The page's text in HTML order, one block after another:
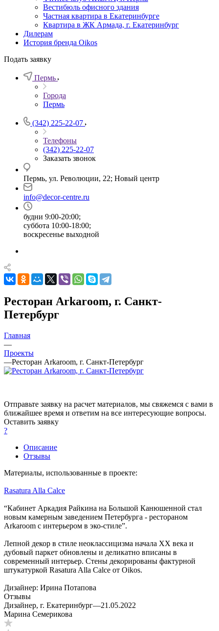
Вестибюль офисного здания
Частная квартира в Екатеринбурге
Квартира в ЖК Армада, г. Екатеринбург
Дилерам
История бренда Oikos
Подать заявку
Пермь
Города
Пермь
(342) 225-22-07
Телефоны
(342) 225-22-07
Заказать звонок
Пермь, ул. Революции, 22; Новый центр
info@decor-centre.ru
будни 9:00-20:00;
суббота 10:00-18:00;
воскресенье выходной
Ресторан Arkaroom, г. Санкт-
Петербург
Главная
—
Проекты
—Ресторан Arkaroom, г. Санкт-Петербург
Отправьте заявку на расчет материалов, мы свяжемся с вами в
ближайшее время и ответим на все интересующие вопросы.
Оставить заявку
?
Описание
Отзывы
Материалы, использованные в проекте:
Rasatura Alla Calce
“Кабинет Аркадия Райкина на Большой Канюшенной стал
новым камерным заведением Петербурга - рестораном
Arkaroom с интерьером в эко-стиле”.
Лепной декор в стиле неоклассицизма начала ХХ века и
дубовый паркет обновлены и деликатно вписаны в
современный интерьер. Стены декорированы фактурной
штукатуркой Rasatura Alla Calce от Oikos.
Дизайнер: Ирина Потапова
Отзывы
Дизайнер, г. Екатеринбург—21.05.2022
Марина Семерикова